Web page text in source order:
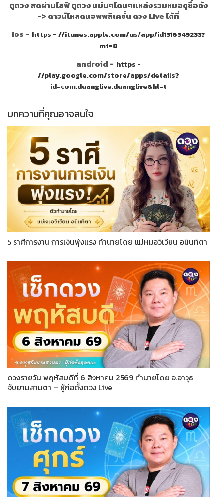
ดูดวง สดผ่านไลฟ์ ดูดวง แม่นๆโดนๆแหล่งรวมหมอดูชื่อดัง
-> ดาวน์โหลดแอพพลิเคชั่น ดวง Live ได้ที่
ios - https - //itunes.apple.com/us/app/id1316349233?
mt=8
android - https -
//play.google.com/store/apps/details?
id=com.duanglive.duanglive&hl=t
บทความที่คุณอาจสนใจ
5 ราศีการงาน การเงินพุ่งแรง ทำนายโดย แม่หมอวิเวียน อนินทิตา
ดวงรายวัน พฤหัสบดีที่ 6 สิงหาคม 2569 ทำนายโดย อ.อาวุธ
จับยามสามตา – ผู้ก่อตั้งดวง Live